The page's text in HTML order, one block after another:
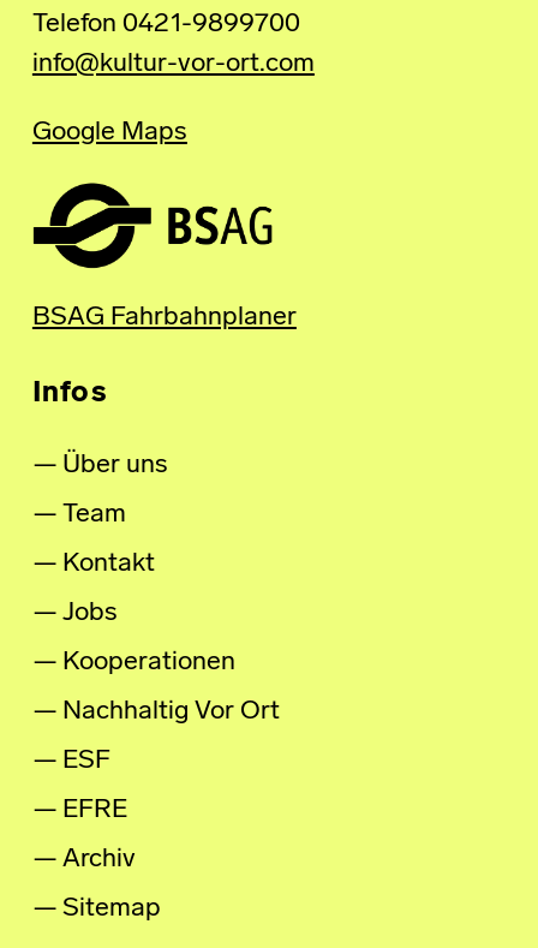
Telefon 0421-9899700
info@kultur-vor-ort.com
Google Maps
BSAG Fahrbahnplaner
Infos
Über uns
Team
Kontakt
Jobs
Kooperationen
Nachhaltig Vor Ort
ESF
EFRE
Archiv
Sitemap